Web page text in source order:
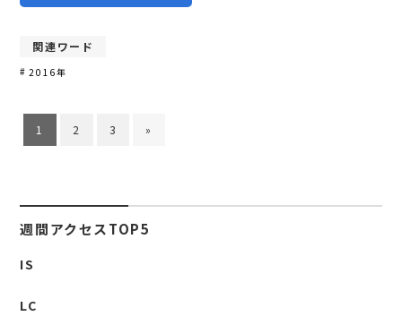
関連ワード
2016年
1 2 3 »
週間アクセスTOP5
IS
LC